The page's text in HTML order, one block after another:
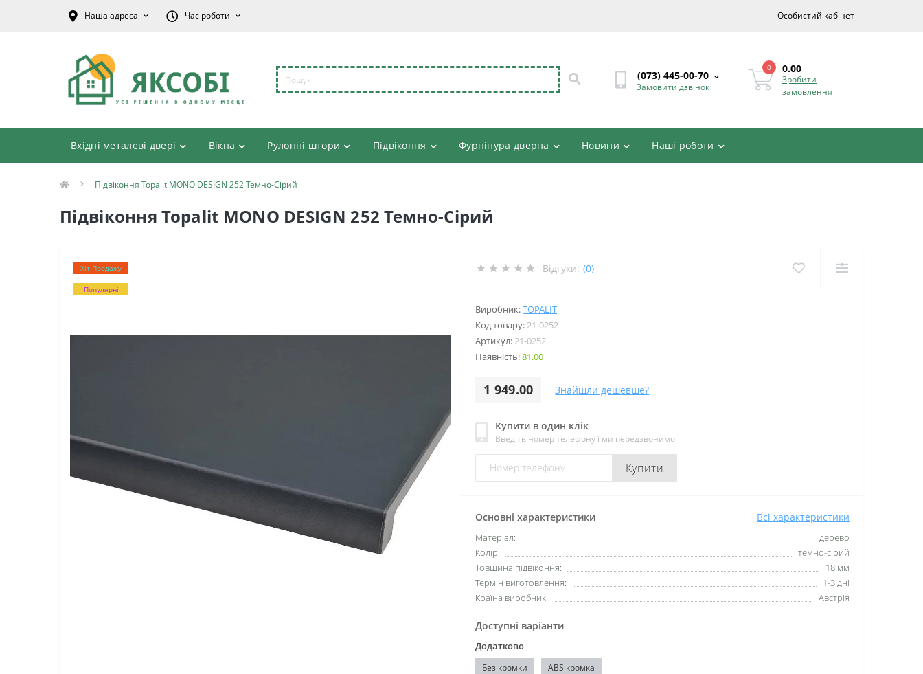
Наша адреса Час роботи Особистий кабінет
(073) 445-00-70
Замовити дзвінок
0 0.00
Зробити
замовлення
Вхідні металеві двері Вікна Рулонні штори Підвіконня Фурнінура дверна Новини Наші роботи
Підвіконня Topalit MONO DESIGN 252 Темно-Сірий
Підвіконня Topalit MONO DESIGN 252 Темно-Сірий
Хіт Продажу
Популярні
Відгуки: (0)
Виробник:TOPALIT
Код товару:21-0252
Артикул:21-0252
Наявність:81.00
1 949.00 Знайшли дешевше?
Купити в один клік
Введіть номер телефону і ми передзвонимо
Купити
Основні характеристики Всі характеристики
Матеріал:
дерево
Колір:
темно-сірий
Товщина підвіконня:
18 мм
Термін виготовлення:
1-3 дні
Країна виробник:
Австрія
Доступні варіанти
Додатково
Без кромки ABS кромка